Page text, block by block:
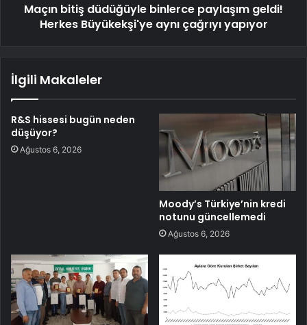
Maçın bitiş düdüğüyle binlerce paylaşım geldi!
Herkes Büyükekşi'ye aynı çağrıyı yapıyor
İlgili Makaleler
R&S hissesi bugün neden
düşüyor?
Ağustos 6, 2026
Moody’s Türkiye’nin kredi
notunu güncellemedi
Ağustos 6, 2026